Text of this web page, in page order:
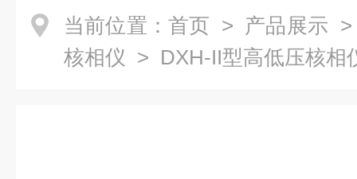
当前位置： 首页 > 产品展示
核相仪 > DXH-II型高低压核相